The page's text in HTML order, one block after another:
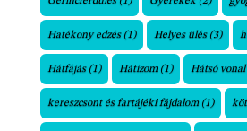
Hatékony edzés(1) Helyes ülés(3)
Hátfájás(1) Hátizom(1) Hátsó vonal
kereszcsont és fartájéki fájdalom(1)